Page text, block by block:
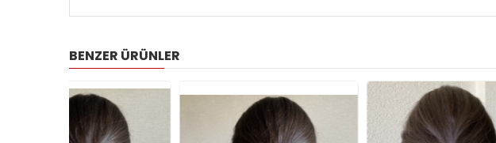
BENZER ÜRÜNLER